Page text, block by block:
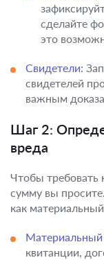
сделайте
это
Свидетели:
свидетелей
важным
Шаг 2:
вреда
Чтобы требовать
сумму вы
как
Материальный
квитанции,